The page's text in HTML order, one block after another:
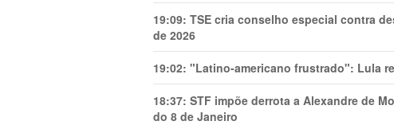
19:09: TSE cria conselho especial contra
de 2026
19:02: "Latino-americano frustrado": Lula
18:37: STF impõe derrota a Alexandre de
do 8 de Janeiro